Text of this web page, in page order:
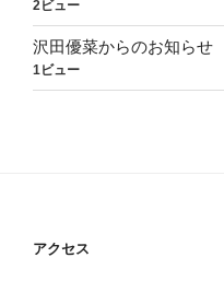
2ビュー
沢田優菜からのお知らせ
1ビュー
アクセス